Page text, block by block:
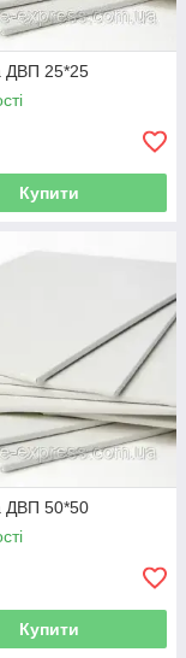
ДВП 25*25
Купити
ДВП 50*50
Купити